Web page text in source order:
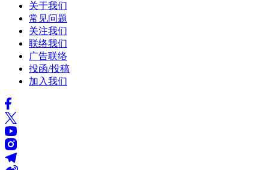
关于我们
常见问题
关注我们
联络我们
广告联络
投函/投稿
加入我们